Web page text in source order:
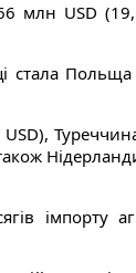
млн USD
стала
імпорту